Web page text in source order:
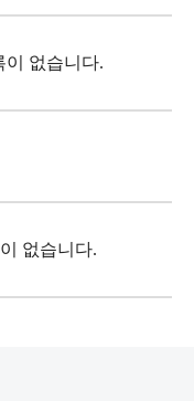
이 없습니다.
없습니다.